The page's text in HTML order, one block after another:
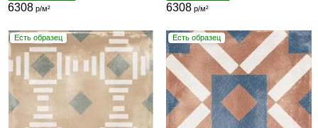
6308р/м² 6308р/м²
Есть образец Есть образец